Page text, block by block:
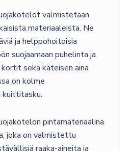
valmistetaan
materiaaleista. Ne
ja helppohoitoisia
suojaamaan puhelinta ja
sekä käteisen aina
on kolme
pintamateriaalina
joka on valmistettu
raaka-aineita ja